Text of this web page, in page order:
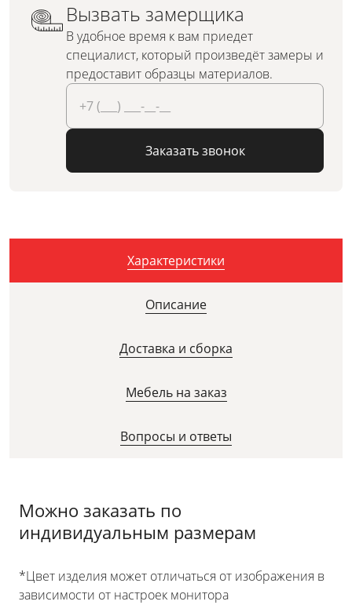
Вызвать замерщика
В удобное время к вам приедет
специалист, который произведёт замеры и
предоставит образцы материалов.
Заказать звонок
Характеристики
Описание
Доставка и сборка
Мебель на заказ
Вопросы и ответы
Можно заказать по
индивидуальным размерам
*Цвет изделия может отличаться от изображения в
зависимости от настроек монитора